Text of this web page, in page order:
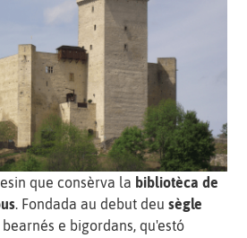
que consèrva la bibliotèca de
. Fondada au debut deu sègle
e bigordans, qu'estó